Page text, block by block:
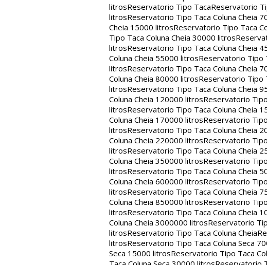
litrosReservatorio Tipo TacaReservatorio
litrosReservatorio Tipo Taca Coluna Cheia
Cheia 15000 litrosReservatorio Tipo Taca
Tipo Taca Coluna Cheia 30000 litros
litrosReservatorio Tipo Taca Coluna Cheia
Coluna Cheia 55000 litrosReservatorio Tipo
litrosReservatorio Tipo Taca Coluna Cheia
Coluna Cheia 80000 litrosReservatorio Tipo
litrosReservatorio Tipo Taca Coluna Cheia
Coluna Cheia 120000 litrosReservatorio
litrosReservatorio Tipo Taca Coluna Cheia
Coluna Cheia 170000 litrosReservatorio
litrosReservatorio Tipo Taca Coluna Cheia
Coluna Cheia 220000 litrosReservatorio
litrosReservatorio Tipo Taca Coluna Cheia
Coluna Cheia 350000 litrosReservatorio
litrosReservatorio Tipo Taca Coluna Cheia
Coluna Cheia 600000 litrosReservatorio
litrosReservatorio Tipo Taca Coluna Cheia
Coluna Cheia 850000 litrosReservatorio
litrosReservatorio Tipo Taca Coluna Cheia
Coluna Cheia 3000000 litrosReservatorio
litrosReservatorio Tipo Taca Coluna Cheia
litrosReservatorio Tipo Taca Coluna Seca
Seca 15000 litrosReservatorio Tipo Taca